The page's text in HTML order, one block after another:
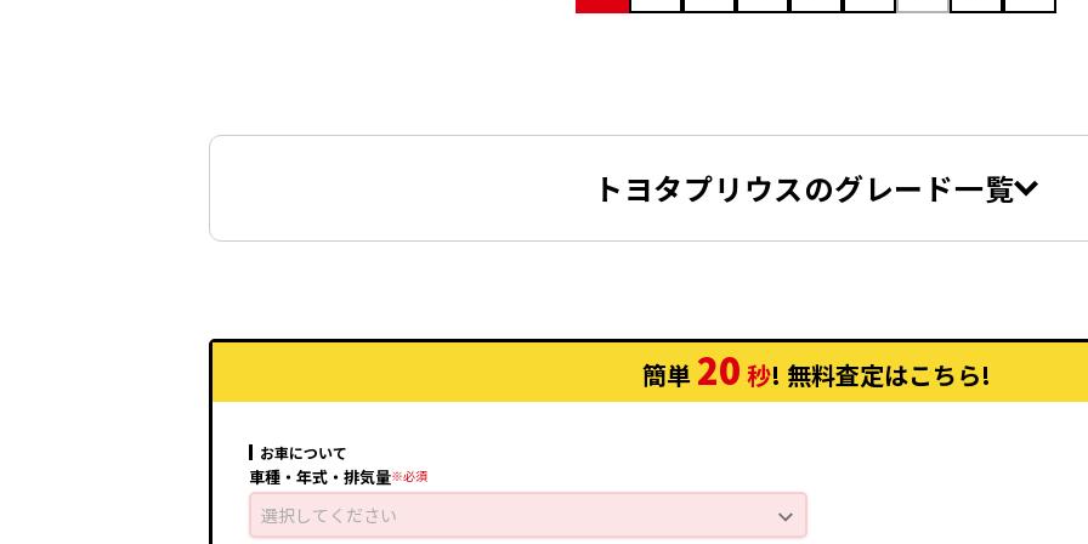
トヨタプリウスのグレード一覧
1.8 A プレミアム ツーリン
1.8 A E-Four 4WD CVT
1.8 S E-Four 4WD CVT
簡単 20 秒! 無料査定はこちら!
お車について
車種・年式・排気量
選択してください